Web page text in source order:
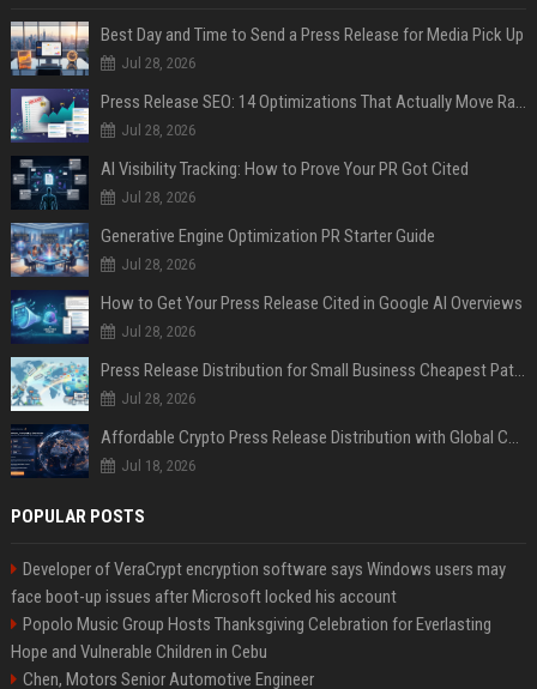
Best Day and Time to Send a Press Release for Media Pick Up
Jul 28, 2026
Press Release SEO: 14 Optimizations That Actually Move Rankings
Jul 28, 2026
AI Visibility Tracking: How to Prove Your PR Got Cited
Jul 28, 2026
Generative Engine Optimization PR Starter Guide
Jul 28, 2026
How to Get Your Press Release Cited in Google AI Overviews
Jul 28, 2026
Press Release Distribution for Small Business Cheapest Path to Real Coverage
Jul 28, 2026
Affordable Crypto Press Release Distribution with Global Coverage
Jul 18, 2026
POPULAR POSTS
Developer of VeraCrypt encryption software says Windows users may
face boot-up issues after Microsoft locked his account
Popolo Music Group Hosts Thanksgiving Celebration for Everlasting
Hope and Vulnerable Children in Cebu
Chen, Motors Senior Automotive Engineer